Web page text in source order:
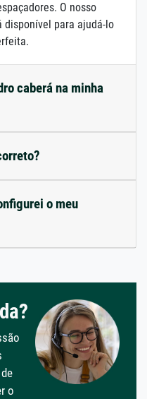
O nosso
disponível para ajudá-lo
caberá na minha
o meu
o